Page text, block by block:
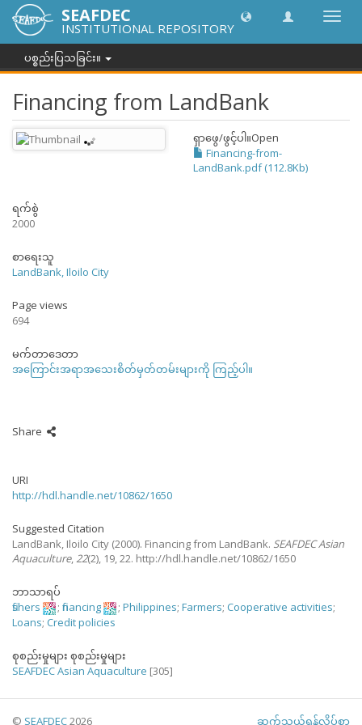
အညွှန်
ပြောင်း
SEAFDEC
INSTITUTIONAL REPOSITORY
ပစ္စည်းပြသခြင်း။
Financing from LandBank
ရှာဖွေ/ဖွင့်ပါ။Open
Financing-from-
LandBank.pdf (112.8Kb)
ရက်စွဲ
2000
စာရေးသူ
LandBank, Iloilo City
Page views
694
မက်တာဒေတာ
အကြောင်းအရာအသေးစိတ်မှတ်တမ်းများကို ကြည့်ပါ။
Share
URI
http://hdl.handle.net/10862/1650
Suggested Citation
LandBank, Iloilo City (2000). Financing from LandBank. SEAFDEC Asian
Aquaculture,22(2), 19, 22. http://hdl.handle.net/10862/1650
ဘာသာရပ်
fishers
; financing ; Philippines; Farmers; Cooperative activities;
Loans; Credit policies
စုစည်းမှုများ စုစည်းမှုများ
SEAFDEC Asian Aquaculture [305]
© SEAFDEC2026 ဆက်သွယ်ရန်လိပ်စာ